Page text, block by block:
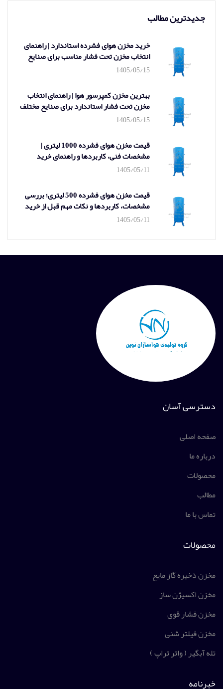
جدیدترین مطالب
خرید مخزن هوای فشرده استاندارد | راهنمای
انتخاب مخزن تحت فشار مناسب برای صنایع
1405/05/15
بهترین مخزن کمپرسور هوا | راهنمای انتخاب
مخزن تحت فشار استاندارد برای صنایع مختلف
1405/05/15
قیمت مخزن هوای فشرده 1000 لیتری |
مشخصات فنی، کاربردها و راهنمای خرید
1405/05/11
قیمت مخزن هوای فشرده 500 لیتری؛ بررسی
مشخصات، کاربردها و نکات مهم قبل از خرید
1405/05/11
دسترسی آسان
صفحه اصلی
درباره ما
محصولات
مطالب
تماس با ما
محصولات
مخزن ذخیره گاز مایع
مخزن اکسیژن ساز
مخزن فشار قوی
مخزن فیلتر شنی
تله آبگیر ( واتر تراپ )
خبرنامه